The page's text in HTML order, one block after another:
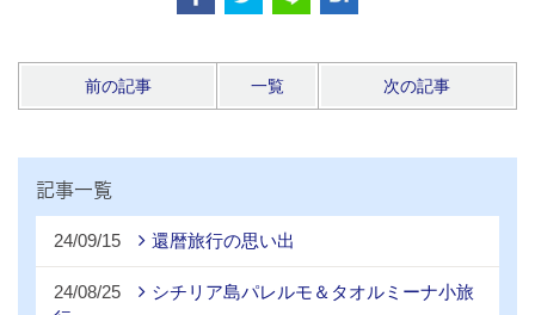
前の記事 一覧 次の記事
記事一覧
24/09/15 還暦旅行の思い出
24/08/25
シチリア島パレルモ＆タオルミーナ小旅